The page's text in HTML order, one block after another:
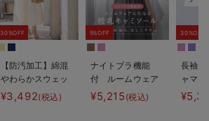
30%OFF
【防汚加工】綿混
やわらかスウェッ
ト半袖フレアワン
ピース マタニテ
¥3,492(税込)
5%OFF
ナイトブラ機能
付 ルームウェア
にもなる授乳キャ
ミソール
¥5,215 (税込)
30%OFF
長袖サ
ャマ
ェー